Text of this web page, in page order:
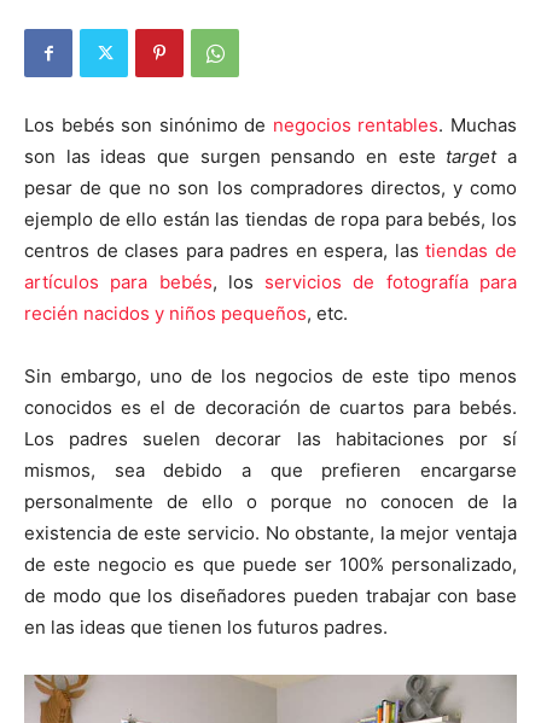
Los bebés son sinónimo de negocios rentables. Muchas
son las ideas que surgen pensando en este targeta
pesar de que no son los compradores directos, y como
ejemplo de ello están las tiendas de ropa para bebés, los
centros de clases para padres en espera, lastiendas de
artículos para bebés, los servicios de fotografía para
recién nacidos y niños pequeños, etc.
Sin embargo, uno de los negocios de este tipo menos
conocidos es el de decoración de cuartos para bebés.
Los padres suelen decorar las habitaciones por sí
mismos, sea debido a que prefieren encargarse
personalmente de ello o porque no conocen de la
existencia de este servicio. No obstante, la mejor ventaja
de este negocio es que puede ser 100% personalizado,
de modo que los diseñadores pueden trabajar con base
en las ideas que tienen los futuros padres.